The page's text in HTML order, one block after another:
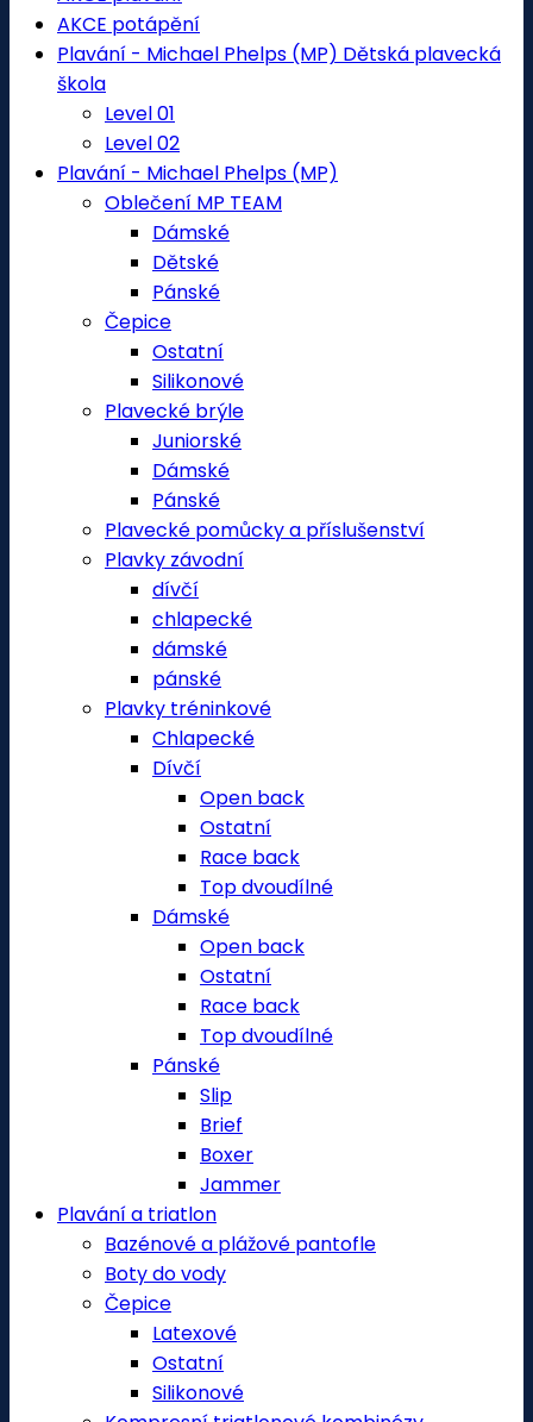
AKCE potápění
Plavání - Michael Phelps (MP) Dětská plavecká
škola
Level 01
Level 02
Plavání - Michael Phelps (MP)
Oblečení MP TEAM
Dámské
Dětské
Pánské
Čepice
Ostatní
Silikonové
Plavecké brýle
Juniorské
Dámské
Pánské
Plavecké pomůcky a příslušenství
Plavky závodní
dívčí
chlapecké
dámské
pánské
Plavky tréninkové
Chlapecké
Dívčí
Open back
Ostatní
Race back
Top dvoudílné
Dámské
Open back
Ostatní
Race back
Top dvoudílné
Pánské
Slip
Brief
Boxer
Jammer
Plavání a triatlon
Bazénové a plážové pantofle
Boty do vody
Čepice
Latexové
Ostatní
Silikonové